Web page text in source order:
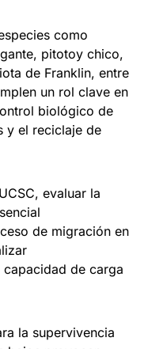
como
pitotoy chico,
de Franklin, entre
un rol clave en
biológico de
y el reciclaje de
evaluar la
de migración en
de carga
la supervivencia